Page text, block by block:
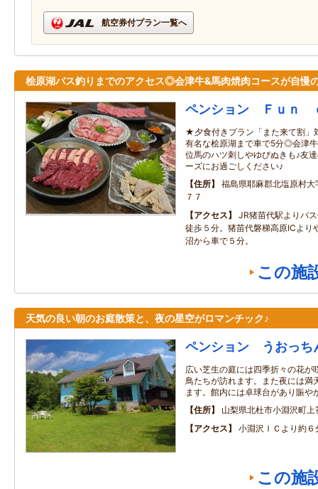
航空券付プラン一覧へ
桧原湖バス釣りまでのアクセス◎会津牛&馬肉焼肉コースが自慢
ペンション Ｆｕｎ
★夕食付きプラン「また来て割
有名な桧原湖まで車で5分◎会津
位馬のハツ刺しやゆびぬきも♪友
ーズにお過ごしください♪
住所
福島県耶麻郡北塩原村
７７
アクセス
JR猪苗代駅よりバ
徒歩５分。猪苗代磐梯高原ICより
沼から車で５分。
この施
天気の良い朝のお庭散策と、夜の星空がロマンチック♪
ペンション うおっち
広い芝生の庭には四季折々の花が
鳥たちが訪れます。また夜には満
ます。館内には卓球台があり賑や
住所
山梨県北杜市小淵沢町上
アクセス
小淵沢ＩＣより約６
この施